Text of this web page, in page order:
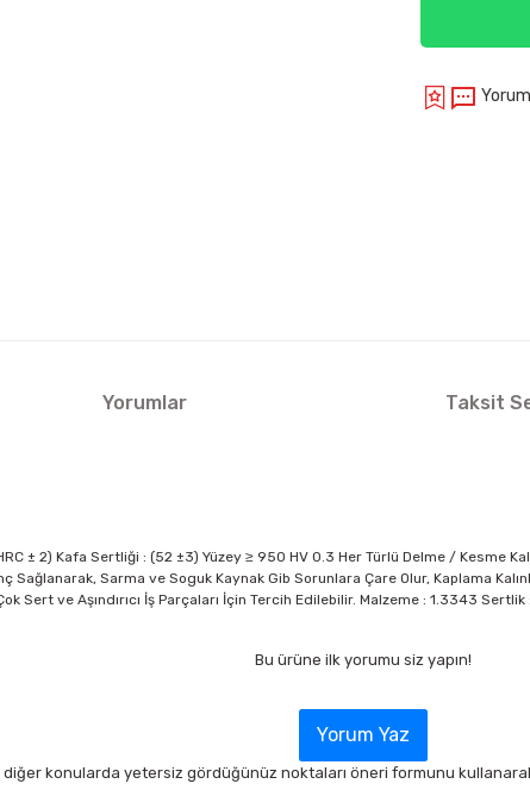
Yorumlar Taksit
± 2) Kafa Sertliği : (52 ±3) Yüzey ≥ 950 HV 0.3 Her Türlü Delme / Kesme
Sağlanarak, Sarma ve Soguk Kaynak Gib Sorunlara Çare Olur, Kaplama
Sert ve Aşındırıcı İş Parçaları İçin Tercih Edilebilir. Malzeme : 1.3343
Bu ürüne ilk yorumu siz yapın!
Yorum Yaz
konularda yetersiz gördüğünüz noktaları öneri formunu